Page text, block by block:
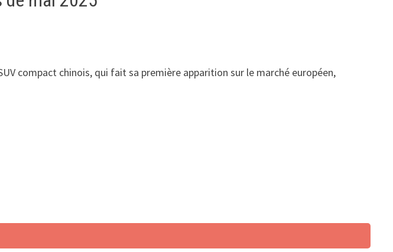
compact chinois, qui fait sa première apparition sur le marché européen,